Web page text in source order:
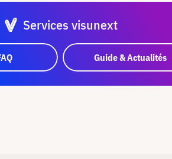
Services visunext
Guide & Actualités